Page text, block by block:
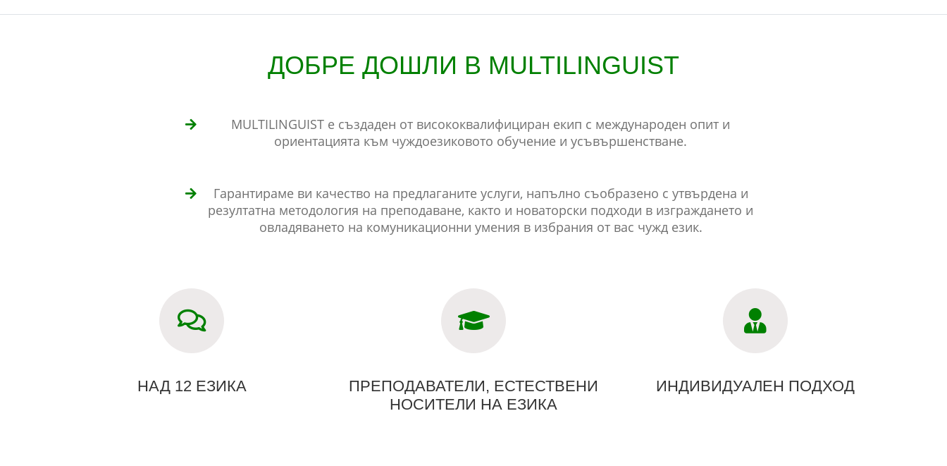
ДОБРЕ ДОШЛИ В MULTILINGUIST
MULTILINGUIST е създаден от висококвалифициран екип с международен опит и
ориентацията към чуждоезиковото обучение и усъвършенстване.
Гарантираме ви качество на предлаганите услуги, напълно съобразено с утвърдена и
резултатна методология на преподаване, както и новаторски подходи в изграждането и
овладяването на комуникационни умения в избрания от вас чужд език.
НАД 12 ЕЗИКА
ПРЕПОДАВАТЕЛИ, ЕСТЕСТВЕНИ
НОСИТЕЛИ НА ЕЗИКА
ИНДИВИДУАЛЕН ПОДХОД